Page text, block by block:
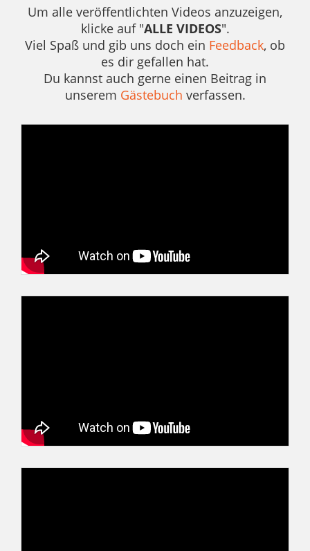
Um alle veröffentlichten Videos anzuzeigen,
klicke auf "ALLE VIDEOS".
Viel Spaß und gib uns doch ein Feedback, ob
es dir gefallen hat.
Du kannst auch gerne einen Beitrag in
unserem Gästebuch verfassen.